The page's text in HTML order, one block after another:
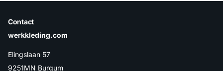
Contact
werkkleding.com
Elingslaan 57
9251MN Burgum